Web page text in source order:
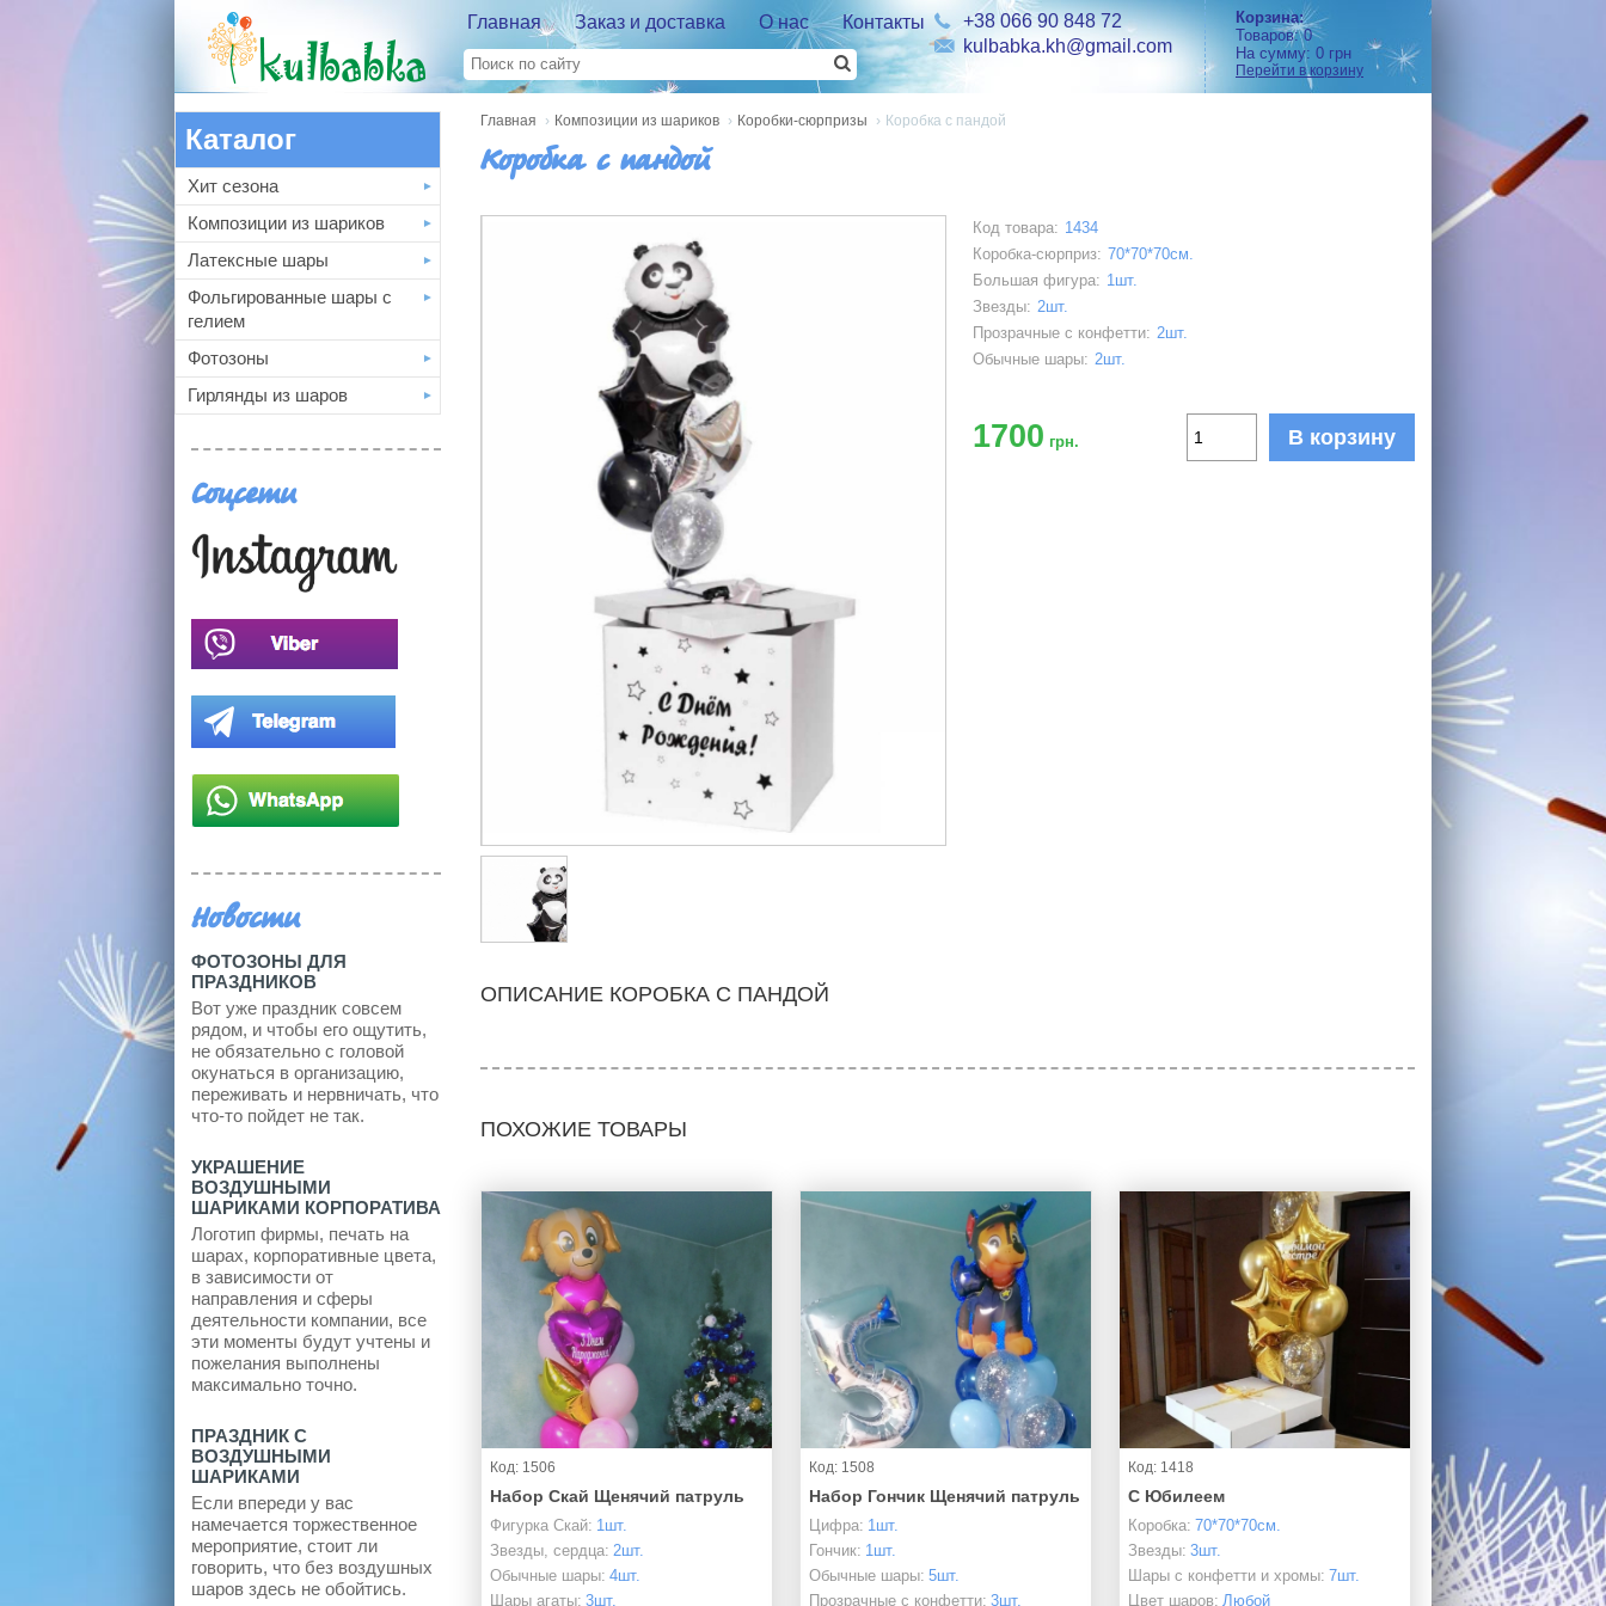
Главная Заказ и доставка О нас Контакты
+38 066 90 848 72
kulbabka.kh@gmail.com
Корзина:
Товаров:0
На сумму: 0 грн
Перейти в корзину
Каталог
Хит сезона
Композиции из шариков
Латексные шары
Фольгированные шары с
гелием
Фотозоны
Гирлянды из шаров
Соцсети
Новости
ФОТОЗОНЫ ДЛЯ
ПРАЗДНИКОВ
Вот уже праздник совсем
рядом, и чтобы его ощутить,
не обязательно с головой
окунаться в организацию,
переживать и нервничать, что
что-то пойдет не так.
УКРАШЕНИЕ
ВОЗДУШНЫМИ
ШАРИКАМИ КОРПОРАТИВА
Логотип фирмы, печать на
шарах, корпоративные цвета,
в зависимости от
направления и сферы
деятельности компании, все
эти моменты будут учтены и
пожелания выполнены
максимально точно.
ПРАЗДНИК С
ВОЗДУШНЫМИ
ШАРИКАМИ
Если впереди у вас
намечается торжественное
мероприятие, стоит ли
говорить, что без воздушных
шаров здесь не обойтись.
Главная › Композиции из шариков › Коробки-сюрпризы › Коробка с пандой
Коробка с пандой
Код товара: 1434
Коробка-сюрприз: 70*70*70см.
Большая фигура: 1шт.
Звезды: 2шт.
Прозрачные с конфетти: 2шт.
Обычные шары: 2шт.
1700 грн. В корзину
ОПИСАНИЕ КОРОБКА С ПАНДОЙ
ПОХОЖИЕ ТОВАРЫ
Код: 1506
Набор Скай Щенячий патруль
Фигурка Скай: 1шт.
Звезды, сердца: 2шт.
Обычные шары: 4шт.
Шары агаты: 3шт.
Код: 1508
Набор Гончик Щенячий патруль
Цифра: 1шт.
Гончик: 1шт.
Обычные шары: 5шт.
Прозрачные с конфетти: 3шт.
Код: 1418
С Юбилеем
Коробка: 70*70*70см.
Звезды: 3шт.
Шары с конфетти и хромы: 7шт.
Цвет шаров: Любой